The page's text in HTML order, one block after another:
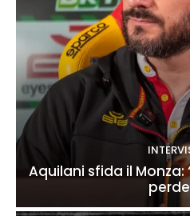
Aquilani sfida il